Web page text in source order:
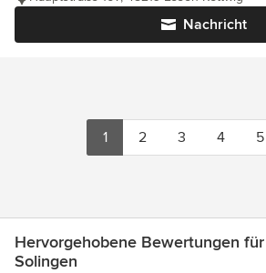
Nachricht
1 2 3 4 5
Hervorgehobene Bewertungen
Solingen